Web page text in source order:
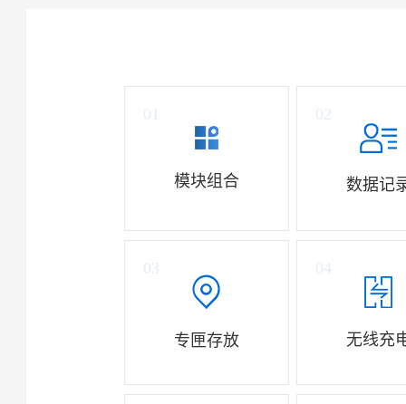
01
模块组合
02
数据记
03
专匣存放
04
无线充